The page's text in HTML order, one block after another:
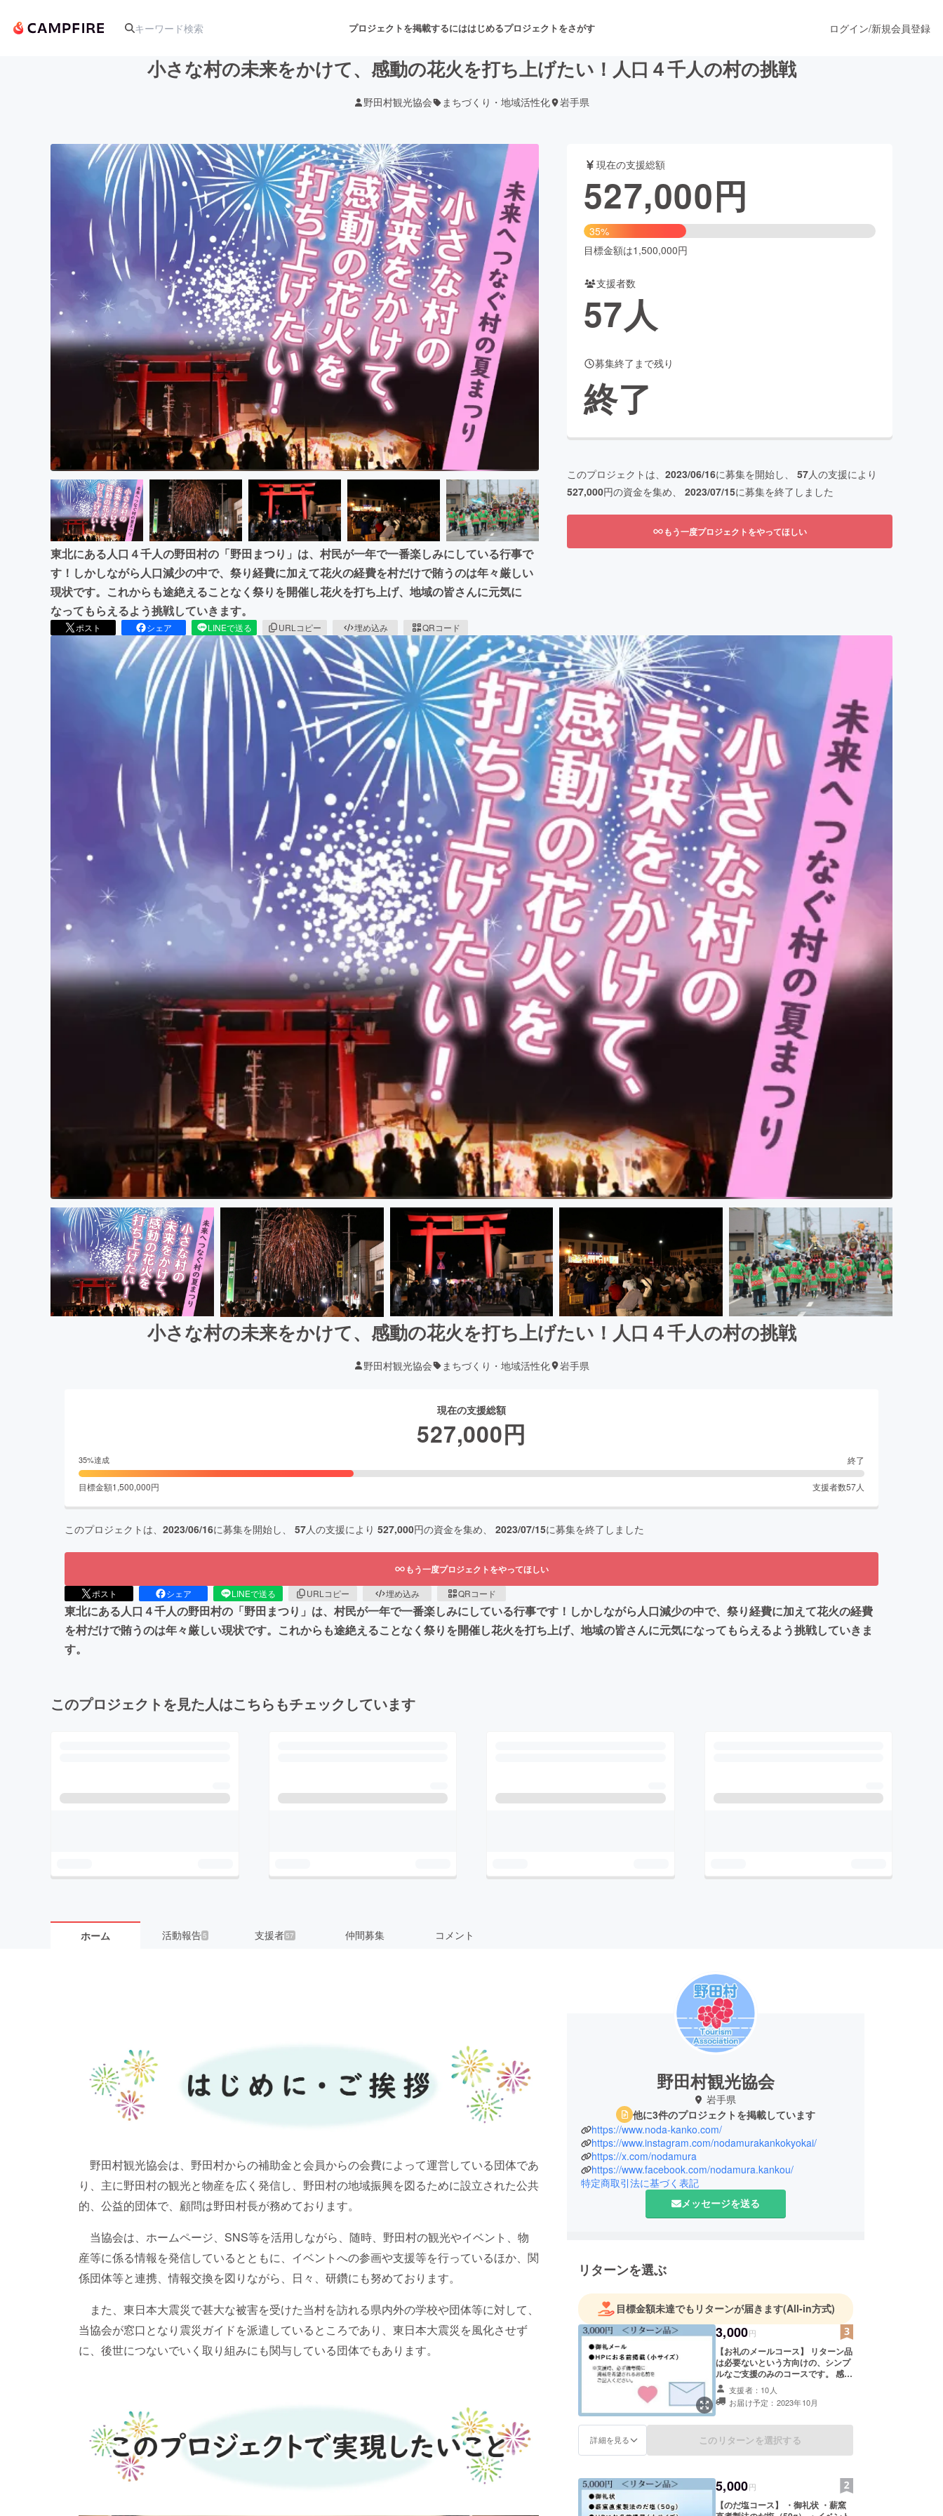
プロジェクトを掲載するにははじめるプロジェクトをさがす
アート・写真 音楽 舞台・パフォーマンス
テクノロジー・ガジェット ゲーム・サービス開発 フード・飲食店 ファッション
映像・映画 書籍・雑誌出版 アニメ・漫画
ビジネス・起業 チャレンジ ビューティー・ヘルスケア
まちづくり・地域活性化
CAMPFIRE for Social GoodCAMPFIRE Creation
CAMPFIREふるさと納税machi-ya
ログイン/新規会員登録
小さな村の未来をかけて、感動の花火を打ち上げたい！人口４千人の村の挑戦
野田村観光協会 まちづくり・地域活性化 岩手県
東北にある人口４千人の野田村の「野田まつり」は、村民が一年で一番楽しみにしている行事で
す！しかしながら人口減少の中で、祭り経費に加えて花火の経費を村だけで賄うのは年々厳しい
現状です。これからも途絶えることなく祭りを開催し花火を打ち上げ、地域の皆さんに元気に
なってもらえるよう挑戦していきます。
ポスト シェア LINEで送る URLコピー 埋め込み QRコード
現在の支援総額
527,000円
35%
目標金額は1,500,000円
支援者数
57人
募集終了まで残り
終了
このプロジェクトは、 2023/06/16に募集を開始し、 57人の支援により
527,000円の資金を集め、 2023/07/15に募集を終了しました
もう一度プロジェクトをやってほしい
小さな村の未来をかけて、感動の花火を打ち上げたい！人口４千人の村の挑戦
野田村観光協会 まちづくり・地域活性化 岩手県
現在の支援総額
527,000円
35%達成 終了
目標金額1,500,000円 支援者数57人
このプロジェクトは、 2023/06/16に募集を開始し、 57人の支援により 527,000円の資金を集め、 2023/07/15に募集を終了しました
もう一度プロジェクトをやってほしい
ポスト シェア LINEで送る URLコピー 埋め込み QRコード
東北にある人口４千人の野田村の「野田まつり」は、村民が一年で一番楽しみにしている行事です！しかしながら人口減少の中で、祭り経費に加えて花火の経費
を村だけで賄うのは年々厳しい現状です。これからも途絶えることなく祭りを開催し花火を打ち上げ、地域の皆さんに元気になってもらえるよう挑戦していきま
す。
このプロジェクトを見た人はこちらもチェックしています
ホーム 活動報告5 支援者57 仲間募集 コメント
野田村観光協会は、野田村からの補助金と会員からの会費によって運営している団体であ
り、主に野田村の観光と物産を広く発信し、野田村の地域振興を図るために設立された公共
的、公益的団体で、顧問は野田村長が務めております。
当協会は、ホームページ、SNS等を活用しながら、随時、野田村の観光やイベント、物
産等に係る情報を発信しているとともに、イベントへの参画や支援等を行っているほか、関
係団体等と連携、情報交換を図りながら、日々、研鑽にも努めております。
また、東日本大震災で甚大な被害を受けた当村を訪れる県内外の学校や団体等に対して、
当協会が窓口となり震災ガイドを派遣しているところであり、東日本大震災を風化させず
に、後世につないでいく取り組みにも関与している団体でもあります。
野田村観光協会
岩手県
他に3件のプロジェクトを掲載しています
https://www.noda-kanko.com/
https://www.instagram.com/nodamurakankokyokai/
https://x.com/nodamura
https://www.facebook.com/nodamura.kankou/
特定商取引法に基づく表記
メッセージを送る
リターンを選ぶ
目標金額未達でもリターンが届きます(All-in方式)
3,000円
【お礼のメールコース】 リターン品
は必要ないという方向けの、シンプ
ルなご支援のみのコースです。 感謝
の気持ちを込めたメッセージをメー
ルにてお送りします。 またイベント
特設HPにお名前の掲載（文字のみ/
支援時、必ず備考欄に掲載を希望さ
支援者：10人
お届け予定：2023年10月
詳細を見る このリターンを選択する
5,000円
【のだ塩コース】 ・御礼状 ・薪窯